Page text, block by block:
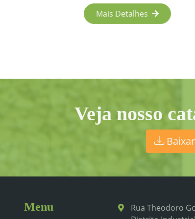
Mais Detalhes
Veja nosso
Menu
Rua Theodoro